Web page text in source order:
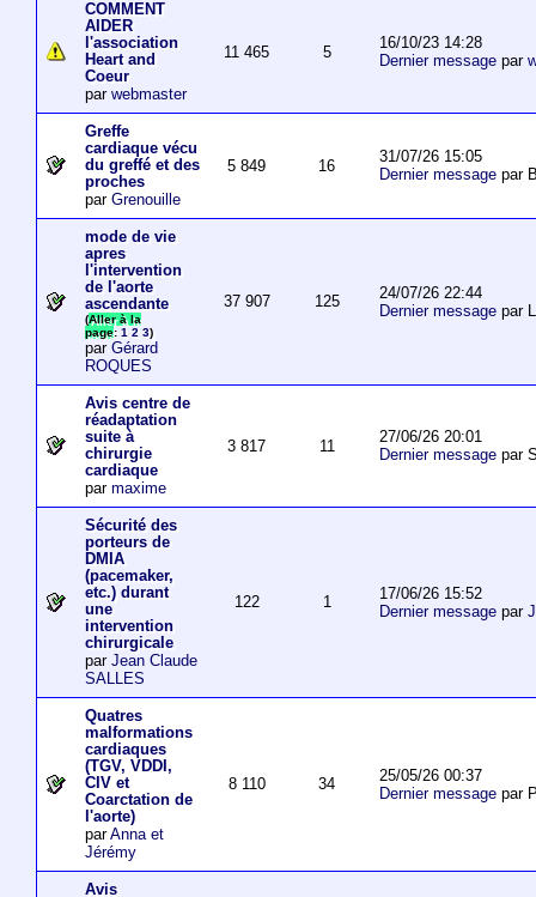
COMMENT
AIDER
l'association
Heart and
Coeur
par webmaster
11 465 5
16/10/23 14:28
Dernier messagepar
Greffe
cardiaque vécu
du greffé et des
proches
par Grenouille
5 849 16
31/07/26 15:05
Dernier messagepar
mode de vie
apres
l'intervention
de l'aorte
ascendante
(Aller à la
page: 1 2 3)
par Gérard
ROQUES
37 907 125
24/07/26 22:44
Dernier messagepar
Avis centre de
réadaptation
suite à
chirurgie
cardiaque
par maxime
3 817 11
27/06/26 20:01
Dernier messagepar
Sécurité des
porteurs de
DMIA
(pacemaker,
etc.) durant
une
intervention
chirurgicale
par Jean Claude
SALLES
122 1
17/06/26 15:52
Dernier messagepar
Quatres
malformations
cardiaques
(TGV, VDDI,
CIV et
Coarctation de
l'aorte)
parAnna et
Jérémy
8 110 34
25/05/26 00:37
Dernier messagepar
Avis